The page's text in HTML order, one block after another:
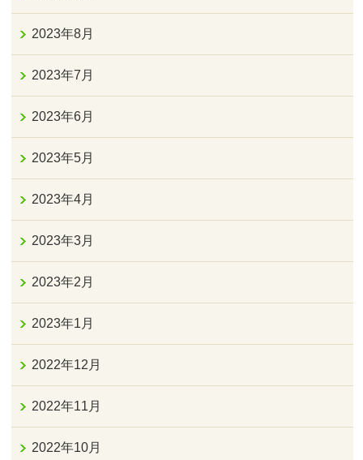
2023年8月
2023年7月
2023年6月
2023年5月
2023年4月
2023年3月
2023年2月
2023年1月
2022年12月
2022年11月
2022年10月